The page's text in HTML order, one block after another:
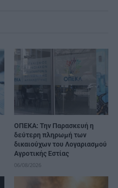
ΟΠΕΚΑ: Την Παρασκευή η
δεύτερη πληρωμή των
δικαιούχων του Λογαριασμού
Αγροτικής Εστίας
06/08/2026